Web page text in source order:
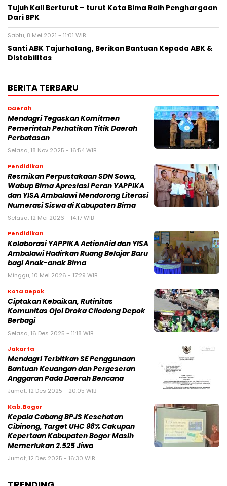
Tujuh Kali Berturut – turut Kota Bima Raih Penghargaan
Dari BPK
Sabtu, 8 Mei 2021 - 11:01 WIB
Santi ABK Tajurhalang, Berikan Bantuan Kepada ABK &
Distabilitas
BERITA TERBARU
Daerah
Mendagri Tegaskan Komitmen
Pemerintah Perhatikan Titik Daerah
Perbatasan
Selasa, 18 Nov 2025 - 16:54 WIB
Pendidikan
Resmikan Perpustakaan SDN Sowa,
Wabup Bima Apresiasi Peran YAPPIKA
dan YISA Ambalawi Mendorong Literasi
Numerasi Siswa di Kabupaten Bima
Selasa, 12 Mei 2026 - 14:17 WIB
Pendidikan
Kolaborasi YAPPIKA ActionAid dan YISA
Ambalawi Hadirkan Ruang Belajar Baru
bagi Anak-anak Bima
Minggu, 10 Mei 2026 - 17:29 WIB
Kota Depok
Ciptakan Kebaikan, Rutinitas
Komunitas Ojol Droka Cilodong Depok
Berbagi
Selasa, 16 Des 2025 - 11:18 WIB
Jakarta
Mendagri Terbitkan SE Penggunaan
Bantuan Keuangan dan Pergeseran
Anggaran Pada Daerah Bencana
Jumat, 12 Des 2025 - 20:05 WIB
Kab. Bogor
Kepala Cabang BPJS Kesehatan
Cibinong, Target UHC 98% Cakupan
Kepertaan Kabupaten Bogor Masih
Memerlukan 2.525 Jiwa
Jumat, 12 Des 2025 - 16:30 WIB